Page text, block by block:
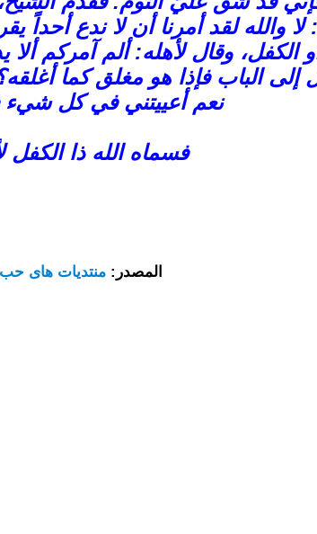
لا والله لقد أمرنا أن لا ندع
الكفل، وقال لأهله: ألم آمركم
الباب فإذا هو مغلق كما
نعم أعييتني في كل
فسماه الله ذا الكفل
المصدر: منتديات هاى حب